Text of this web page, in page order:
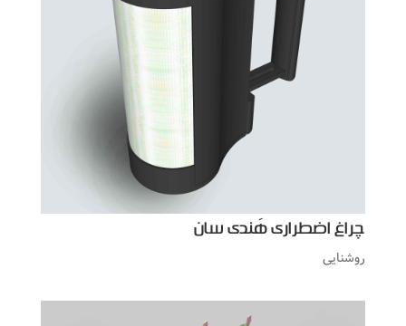
چراغ اضطراری هَندی سان
روشنایی